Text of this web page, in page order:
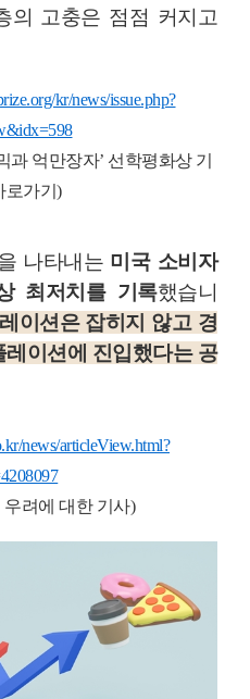
의 고충은 점점 커지고
kr/news/issue.php?
과 억만장자’ 선학평화상 기
로가기)
나타내는 미국 소비자
최저치를 기록했습니
이션은 잡히지 않고 경
레이션에 진입했다는 공
news/articleView.html?
려에 대한 기사)